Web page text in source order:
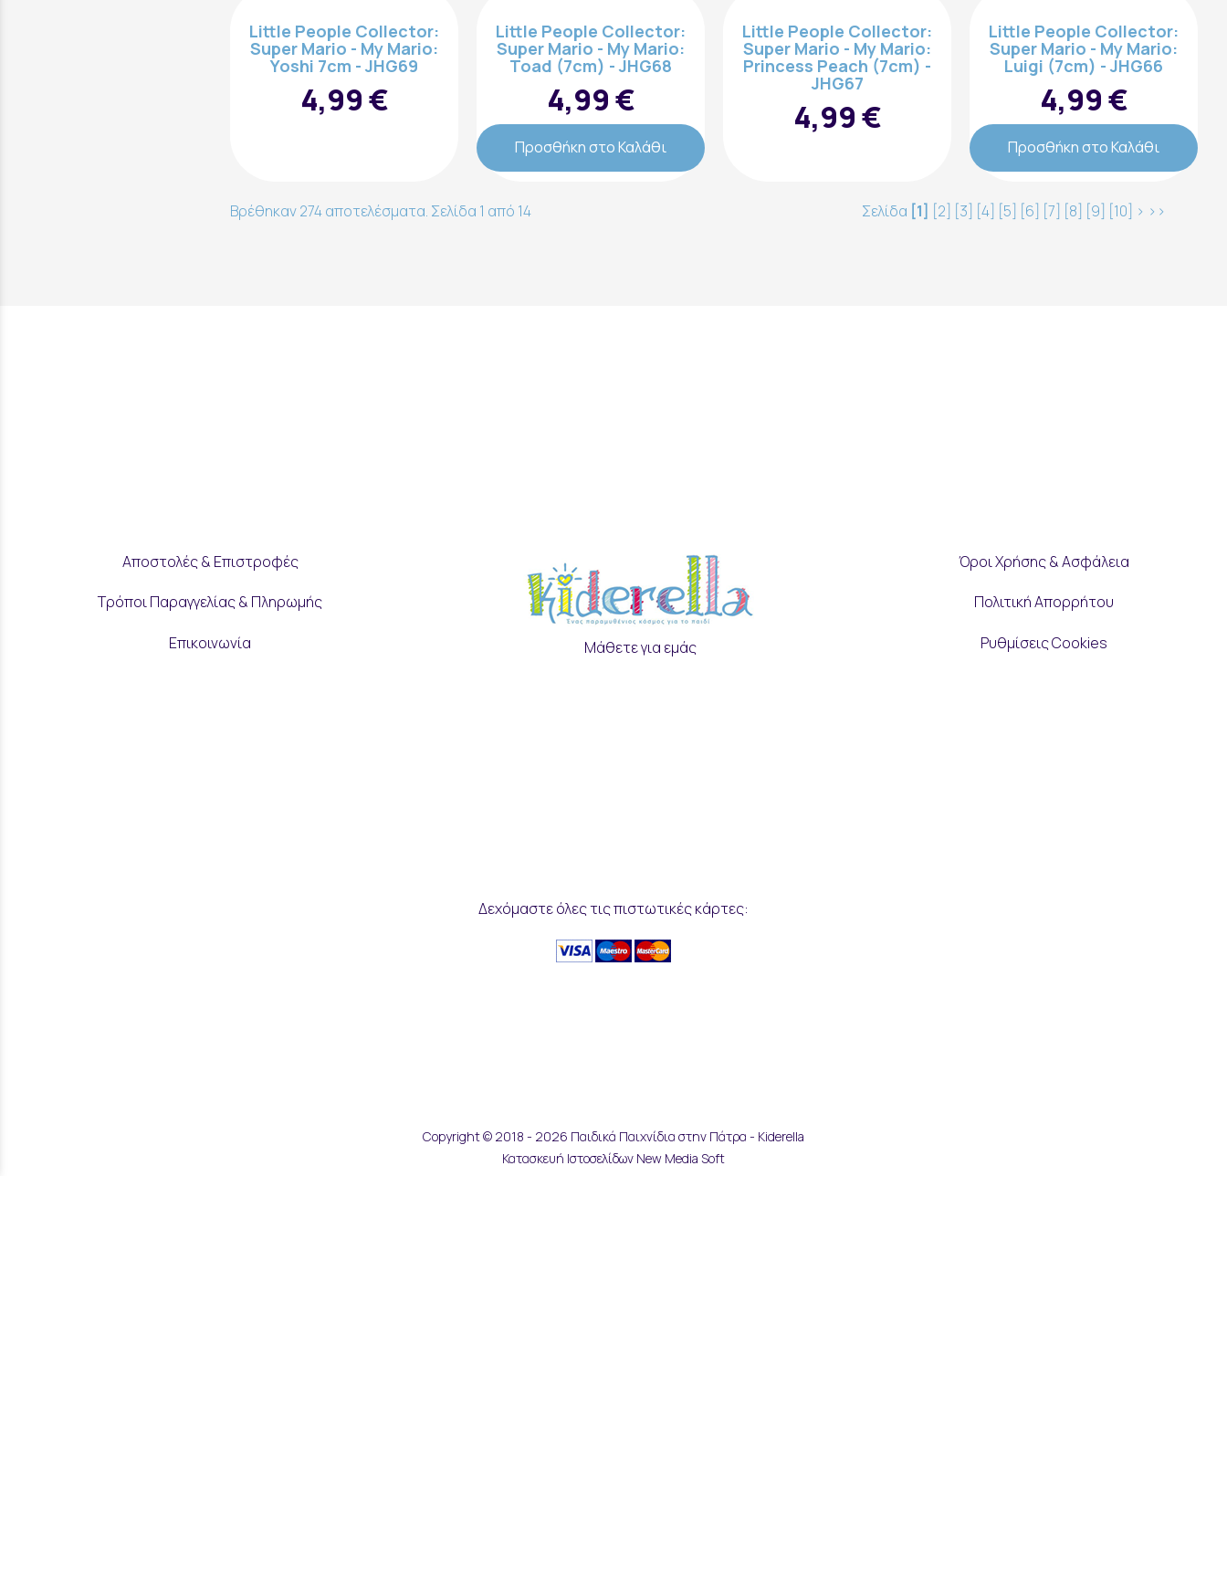
Little People Collector:
Super Mario - My Mario:
Yoshi 7cm - JHG69
4,99 €
Little People Collector:
Super Mario - My Mario:
Toad (7cm) - JHG68
4,99 €
Προσθήκη στο Καλάθι
Little People Collector:
Super Mario - My Mario:
Princess Peach (7cm) -
JHG67
4,99 €
Little People Collector:
Super Mario - My Mario:
Luigi (7cm) - JHG66
4,99 €
Προσθήκη στο Καλάθι
Βρέθηκαν 274 αποτελέσματα. Σελίδα 1 από 14 Σελίδα [1] [2] [3] [4] [5] [6] [7] [8] [9] [10] > >>
Αποστολές & Επιστροφές
Τρόποι Παραγγελίας & Πληρωμής
Επικοινωνία Μάθετε για εμάς
Όροι Χρήσης & Ασφάλεια
Πολιτική Απορρήτου
Ρυθμίσεις Cookies
Δεχόμαστε όλες τις πιστωτικές κάρτες:
Copyright © 2018 - 2026 Παιδικά Παιχνίδια στην Πάτρα - Kiderella
Κατασκευή Ιστοσελίδων New Media Soft